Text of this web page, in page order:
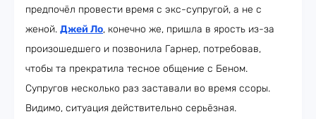
предпочёл провести время с экс-супругой, а не с
женой. Джей Ло, конечно же, пришла в ярость из-за
произошедшего и позвонила Гарнер, потребовав,
чтобы та прекратила тесное общение с Беном.
Супругов несколько раз заставали во время ссоры.
Видимо, ситуация действительно серьёзная.